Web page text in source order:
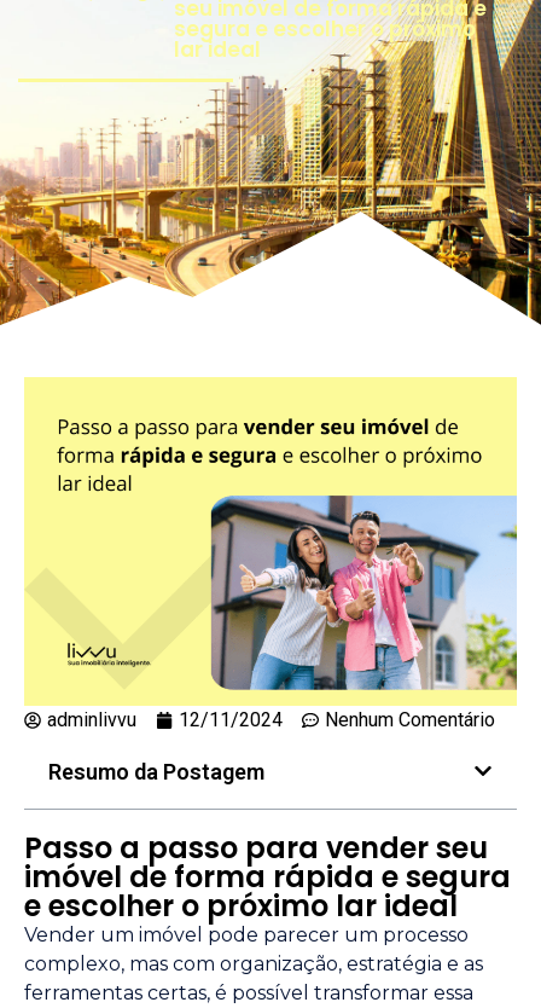
seu imóvel de forma rápida e
segura e escolher o próximo
lar ideal
adminlivvu 12/11/2024 Nenhum Comentário
Resumo da Postagem
Passo a passo para vender seu
imóvel de forma rápida e segura
e escolher o próximo lar ideal
Vender um imóvel pode parecer um processo
complexo, mas com organização, estratégia e as
ferramentas certas, é possível transformar essa